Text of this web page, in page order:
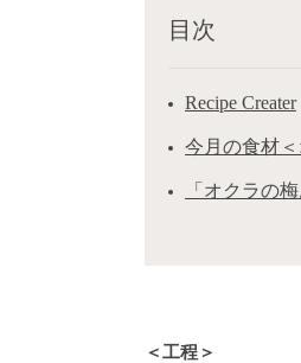
目次
Recipe Creater
今月の食材＜
「オクラの
＜工程＞